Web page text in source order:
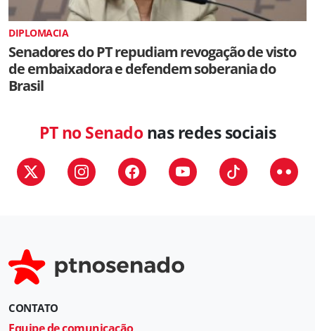
DIPLOMACIA
Senadores do PT repudiam revogação de visto
de embaixadora e defendem soberania do
Brasil
PT no Senadonas redes sociais
CONTATO